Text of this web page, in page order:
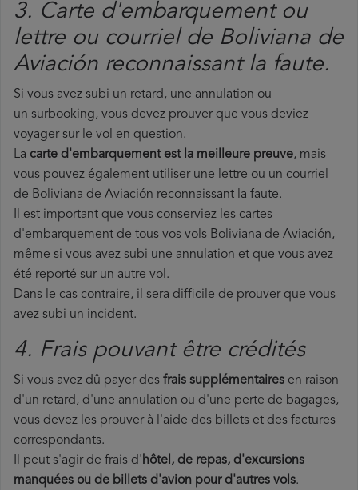
3. Carte d'embarquement ou
lettre ou courriel de Boliviana de
Aviación reconnaissant la faute.
Si vous avez subi un retard, une annulation ou
un surbooking, vous devez prouver que vous deviez
voyager sur le vol en question.
La carte d'embarquement est la meilleure preuve, mais
vous pouvez également utiliser une lettre ou un courriel
de Boliviana de Aviación reconnaissant la faute.
Il est important que vous conserviez les cartes
d'embarquement de tous vos vols Boliviana de Aviación,
même si vous avez subi une annulation et que vous avez
été reporté sur un autre vol.
Dans le cas contraire, il sera difficile de prouver que vous
avez subi un incident.
4. Frais pouvant être crédités
Si vous avez dû payer des frais supplémentaires en raison
d'un retard, d'une annulation ou d'une perte de bagages,
vous devez les prouver à l'aide des billets et des factures
correspondants.
Il peut s'agir de frais d'hôtel, de repas, d'excursions
manquées ou de billets d'avion pour d'autres vols.